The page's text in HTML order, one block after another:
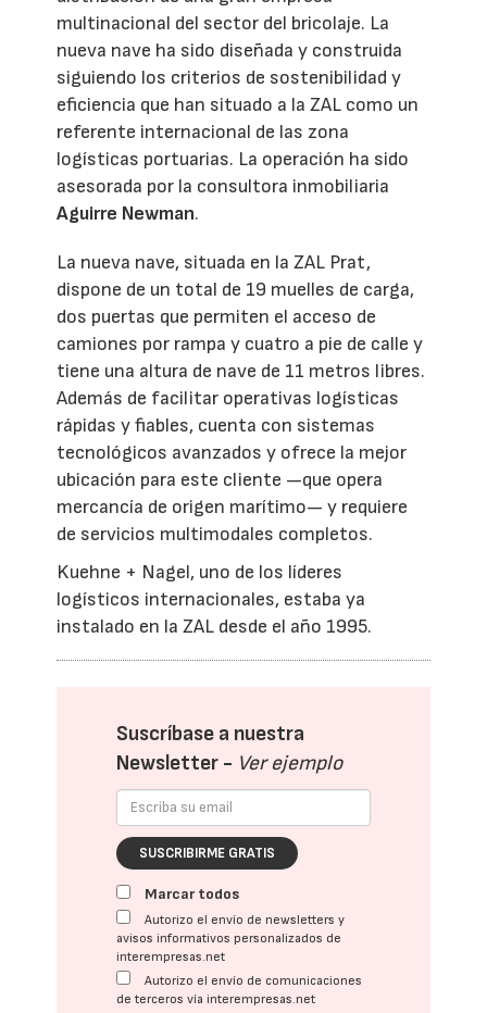
multinacional del sector del bricolaje. La
nueva nave ha sido diseñada y construida
siguiendo los criterios de sostenibilidad y
eficiencia que han situado a la ZAL como un
referente internacional de las zona
logísticas portuarias. La operación ha sido
asesorada por la consultora inmobiliaria
Aguirre Newman.
La nueva nave, situada en la ZAL Prat,
dispone de un total de 19 muelles de carga,
dos puertas que permiten el acceso de
camiones por rampa y cuatro a pie de calle y
tiene una altura de nave de 11 metros libres.
Además de facilitar operativas logísticas
rápidas y fiables, cuenta con sistemas
tecnológicos avanzados y ofrece la mejor
ubicación para este cliente —que opera
mercancía de origen marítimo— y requiere
de servicios multimodales completos.
Kuehne + Nagel, uno de los líderes
logísticos internacionales, estaba ya
instalado en la ZAL desde el año 1995.
Suscríbase a nuestra
Newsletter - Ver ejemplo
SUSCRIBIRME GRATIS
Marcar todos
Autorizo el envío de newsletters y
avisos informativos personalizados de
interempresas.net
Autorizo el envío de comunicaciones
de terceros vía interempresas.net